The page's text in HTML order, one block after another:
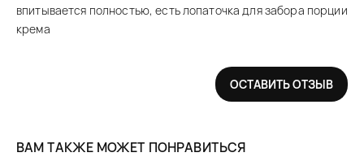
впитывается полностью, есть лопаточка для забора порции
крема
ОСТАВИТЬ ОТЗЫВ
ВАМ ТАКЖЕ МОЖЕТ ПОНРАВИТЬСЯ